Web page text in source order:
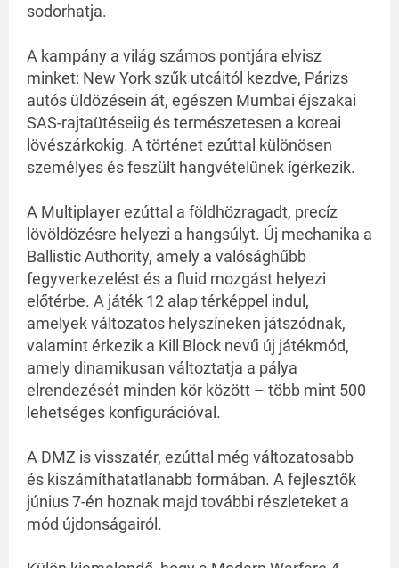
sodorhatja.
A kampány a világ számos pontjára elvisz
minket: New York szűk utcáitól kezdve, Párizs
autós üldözésein át, egészen Mumbai éjszakai
SAS-rajtaütéseiig és természetesen a koreai
lövészárkokig. A történet ezúttal különösen
személyes és feszült hangvételűnek ígérkezik.
A Multiplayer ezúttal a földhözragadt, precíz
lövöldözésre helyezi a hangsúlyt. Új mechanika a
Ballistic Authority, amely a valósághűbb
fegyverkezelést és a fluid mozgást helyezi
előtérbe. A játék 12 alap térképpel indul,
amelyek változatos helyszíneken játszódnak,
valamint érkezik a Kill Block nevű új játékmód,
amely dinamikusan változtatja a pálya
elrendezését minden kör között – több mint 500
lehetséges konfigurációval.
A DMZ is visszatér, ezúttal még változatosabb
és kiszámíthatatlanabb formában. A fejlesztők
június 7-én hoznak majd további részleteket a
mód újdonságairól.